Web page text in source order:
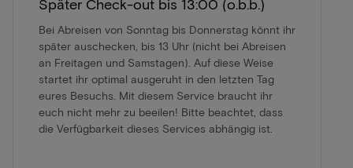
Später Check-out bis 13:00 (o.b.b.)
Bei Abreisen von Sonntag bis Donnerstag könnt ihr
später auschecken, bis 13 Uhr (nicht bei Abreisen
an Freitagen und Samstagen). Auf diese Weise
startet ihr optimal ausgeruht in den letzten Tag
eures Besuchs. Mit diesem Service braucht ihr
euch nicht mehr zu beeilen! Bitte beachtet, dass
die Verfügbarkeit dieses Services abhängig ist.